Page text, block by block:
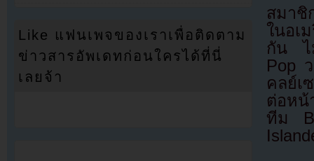
สมาชิ
ในอเ
กัน ไ
Pop
คลย์เ
ต่อหน้
ทีม
Like แฟนเพจของเราเพื่อติดตาม
ข่าวสารอัพเดทก่อนใครได้ที่นี่
เลยจ้า